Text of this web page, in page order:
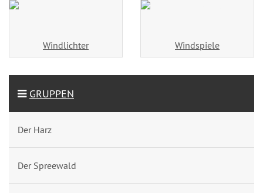
Windlichter Windspiele
GRUPPEN
Der Harz
Der Spreewald